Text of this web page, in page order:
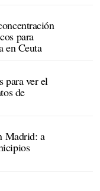
para
en Ceuta
para ver el
de
Madrid: a